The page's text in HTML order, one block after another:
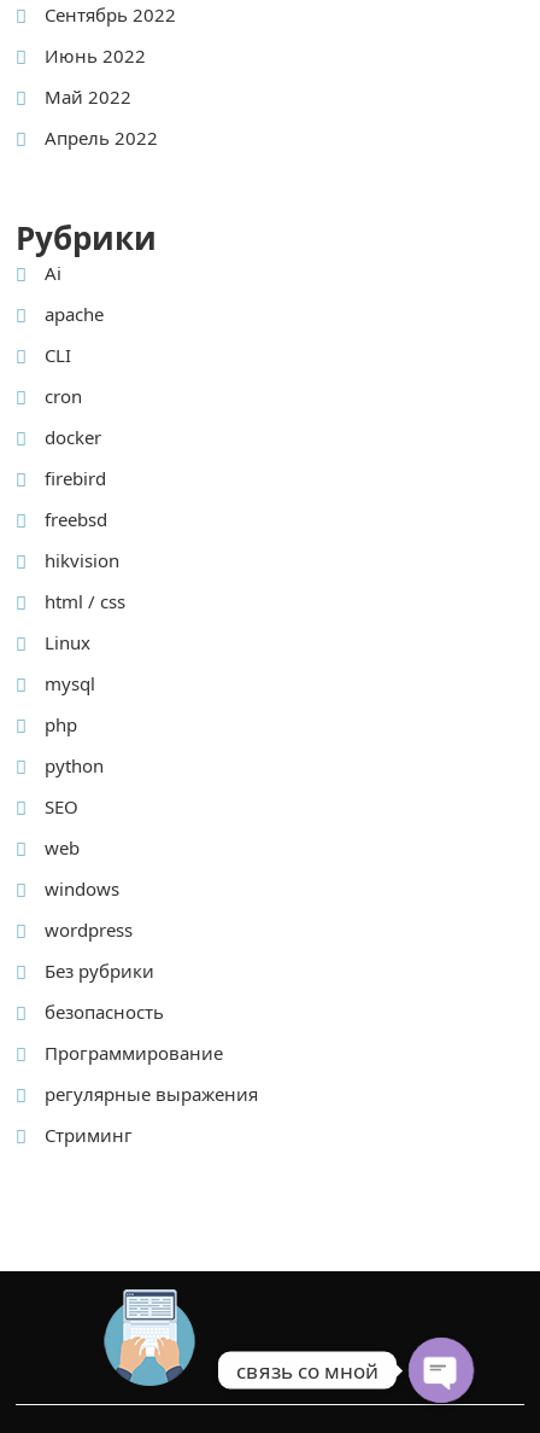
Сентябрь 2022
Июнь 2022
Май 2022
Апрель 2022
Рубрики
Ai
apache
CLI
cron
docker
firebird
freebsd
hikvision
html / css
Linux
mysql
php
python
SEO
web
windows
wordpress
Без рубрики
безопасность
Программирование
регулярные выражения
Стриминг
связь со мной
O